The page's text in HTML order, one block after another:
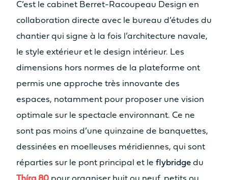
C’est le cabinet Berret-Racoupeau Design en
collaboration directe avec le bureau d’études du
chantier qui signe à la fois l’architecture navale,
le style extérieur et le design intérieur. Les
dimensions hors normes de la plateforme ont
permis une approche très innovante des
espaces, notamment pour proposer une vision
optimale sur le spectacle environnant. Ce ne
sont pas moins d’une quinzaine de banquettes,
dessinées en moelleuses méridiennes, qui sont
réparties sur le pont principal et le flybridge du
Non
Non
Découvrez les prix
Catamaran
FP41
En savoir plus sur le prix